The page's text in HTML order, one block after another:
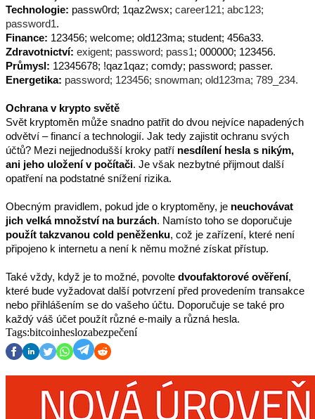
Technologie: passw0rd; 1qaz2wsx; career121; abc123;
password1.
Finance: 123456; welcome; old123ma; student; 456a33.
Zdravotnictví: exigent; password; pass1; 000000; 123456.
Průmysl: 12345678; !qaz1qaz; comdy; password; passer.
Energetika: password; 123456; snowman; old123ma; 789_234.
Ochrana v krypto světě
Svět kryptoměn může snadno patřit do dvou nejvíce napadených
odvětví – financí a technologií. Jak tedy zajistit ochranu svých
účtů? Mezi nejjednodušší kroky patří nesdílení hesla s nikým,
ani jeho uložení v počítači. Je však nezbytné přijmout další
opatření na podstatné snížení rizika.
Obecným pravidlem, pokud jde o kryptoměny, je neuchovávat
jich velká množství na burzách
použít takzvanou cold peněženku, což je zařízení, které není
připojeno k internetu a není k němu možné získat přístup.
Také vždy, když je to možné, povolte dvoufaktorové ověření,
které bude vyžadovat další potvrzení před provedením transakce
nebo přihlášením se do vašeho účtu. Doporučuje se také pro
každý váš účet použít různé e-maily a různá hesla.
Tags:bitcoinheslozabezpečení